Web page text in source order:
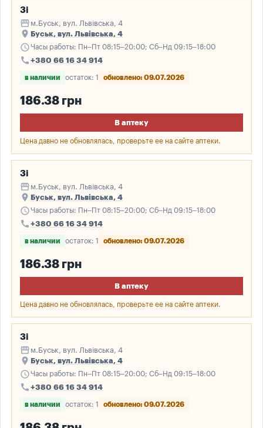
3і
storefront м.Буськ, вул. Львівська, 4
place Буськ, вул. Львівська, 4
scheduleЧасы работы: Пн–Пт 08:15–20:00; Сб–Нд 09:15–18:00
call +380 66 16 34 914
в наличии остаток: 1 обновлено: 09.07.2026
186.38 грн
В аптеку
Цена давно не обновлялась, проверьте ее на сайте аптеки.
3і
storefront м.Буськ, вул. Львівська, 4
place Буськ, вул. Львівська, 4
scheduleЧасы работы: Пн–Пт 08:15–20:00; Сб–Нд 09:15–18:00
call +380 66 16 34 914
в наличии остаток: 1 обновлено: 09.07.2026
186.38 грн
В аптеку
Цена давно не обновлялась, проверьте ее на сайте аптеки.
3і
storefront м.Буськ, вул. Львівська, 4
place Буськ, вул. Львівська, 4
scheduleЧасы работы: Пн–Пт 08:15–20:00; Сб–Нд 09:15–18:00
call +380 66 16 34 914
в наличии остаток: 1 обновлено: 09.07.2026